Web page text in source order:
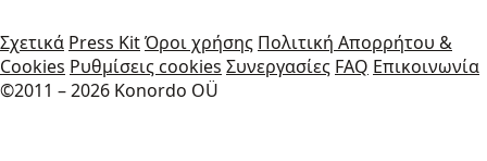
Σχετικά Press KitΌροι χρήσης Πολιτική Απορρήτου &
Cookies Ρυθμίσεις cookies Συνεργασίες FAQ Επικοινωνία
©2011 – 2026 Konordo OÜ